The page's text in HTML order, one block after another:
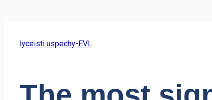
lyceisti uspechy-EVL